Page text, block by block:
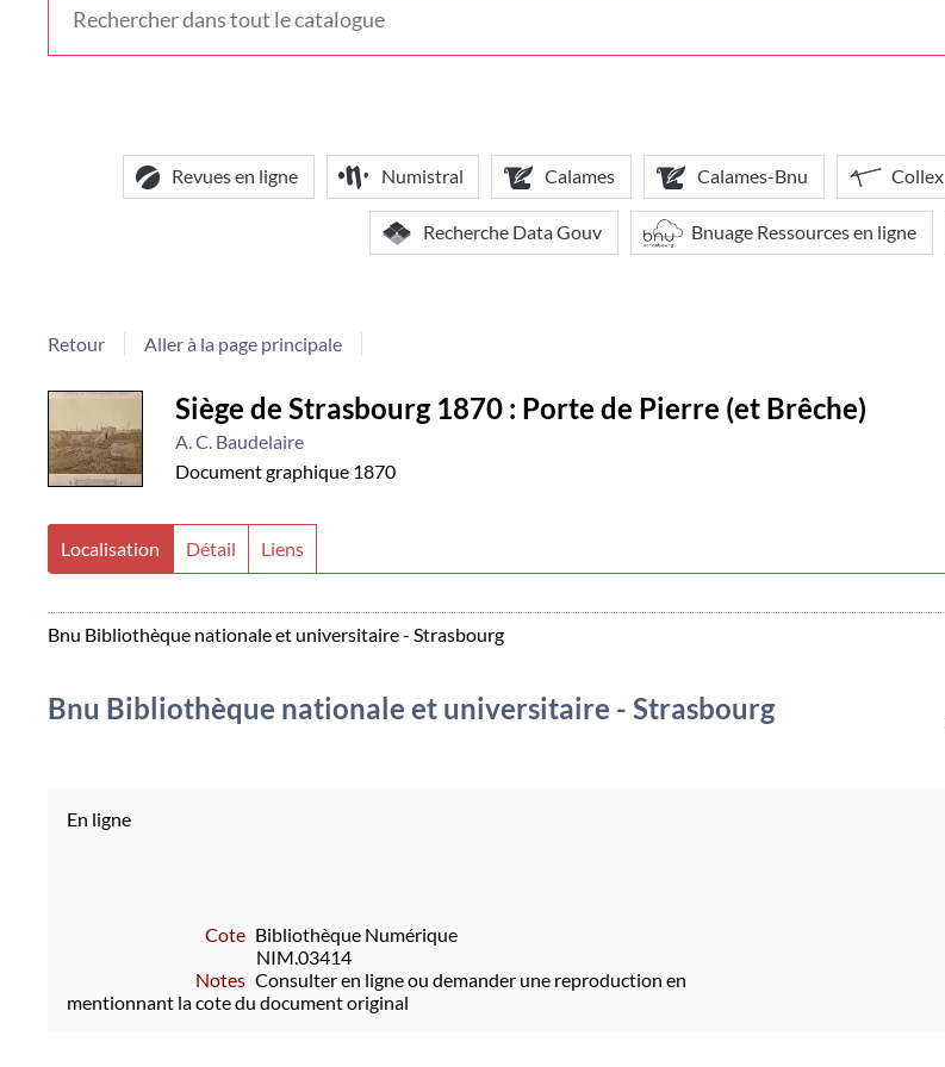
voir
Revues en ligne Numistral Calames Calames-Bnu Collex
Recherche Data Gouv Bnuage Ressources en ligne
Retour Aller à la page principale
Détail
document
Siège de Strasbourg 1870 : Porte de Pierre (et Brêche)
A. C. Baudelaire
Document graphique 1870
Localisation Détail Liens
Bnu Bibliothèque nationale et universitaire - Strasbourg
Bnu Bibliothèque nationale et universitaire - Strasbourg
En ligne
Cote Bibliothèque Numérique
NIM.03414
Notes Consulter en ligne ou demander une reproduction en
mentionnant la cote du document original